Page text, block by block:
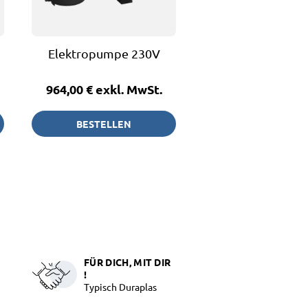
Elektropumpe 230V
964,00 €exkl. MwSt.
BESTELLEN
FÜR DICH, MIT DIR
!
Typisch Duraplas